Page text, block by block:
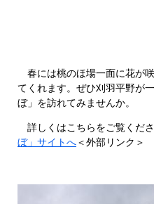
春には桃のほ場一面に花が
てくれます。ぜひ刈羽平野が
ぼ」を訪れてみませんか。
詳しくはこちらをご覧くだ
ぼ」サイトへ＜外部リンク＞